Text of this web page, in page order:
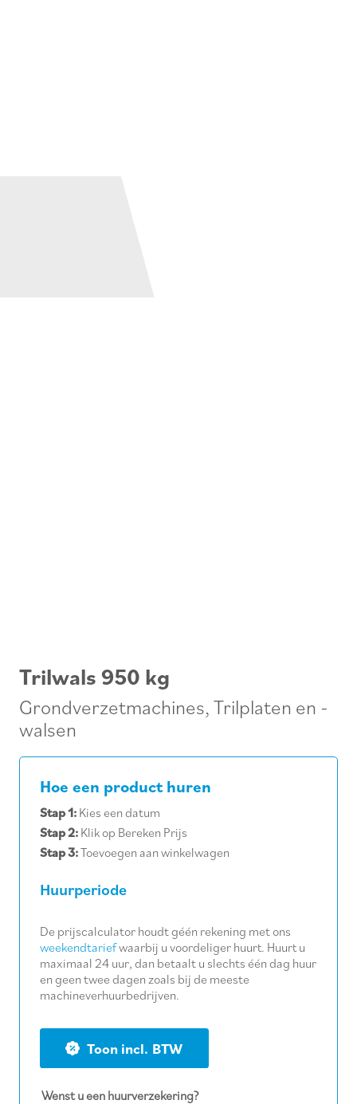
Trilwals 950 kg
Grondverzetmachines,Trilplaten en -
walsen
Hoe een product huren
Stap 1: Kies een datum
Stap 2: Klik op Bereken Prijs
Stap 3:Toevoegen aan winkelwagen
Huurperiode
De prijscalculator houdt géén rekening met ons
weekendtariefwaarbij u voordeliger huurt. Huurt u
maximaal 24 uur, dan betaalt u slechts één dag huur
en geen twee dagen zoals bij de meeste
machineverhuurbedrijven.
BTW
Wenst u een huurverzekering?